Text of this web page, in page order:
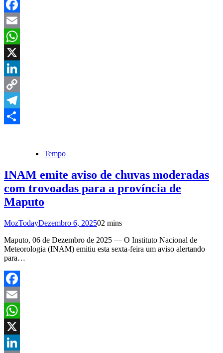
Facebook
Email
WhatsApp
X
LinkedIn
Copy
Link
Telegram
Tempo
INAM emite aviso de chuvas moderadas
com trovoadas para a província de
Maputo
MozTodayDezembro 6, 202502 mins
Maputo, 06 de Dezembro de 2025 — O Instituto Nacional de
Meteorologia (INAM) emitiu esta sexta-feira um aviso alertando
para…
Facebook
Email
WhatsApp
X